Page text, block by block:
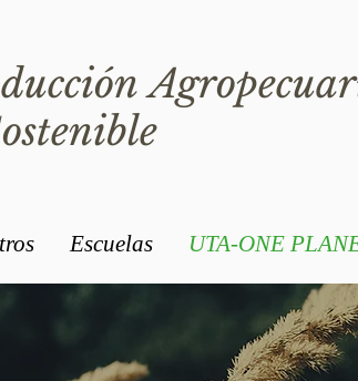
Escuelas UTA-ONE